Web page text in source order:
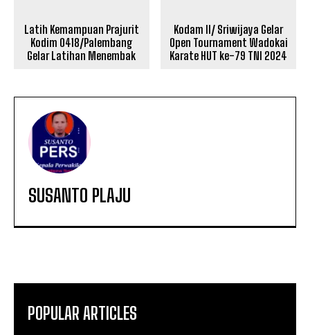
Latih Kemampuan Prajurit
Kodim 0418/Palembang
Gelar Latihan Menembak
Kodam II/ Sriwijaya Gelar
Open Tournament Wadokai
Karate HUT ke-79 TNI 2024
SUSANTO PLAJU
POPULAR ARTICLES